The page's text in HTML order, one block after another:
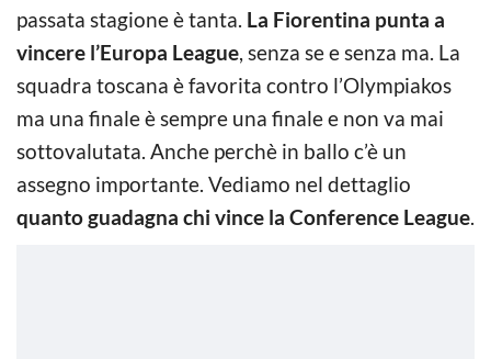
passata stagione è tanta. La Fiorentina punta a
vincere l’Europa League, senza se e senza ma. La
squadra toscana è favorita contro l’Olympiakos
ma una finale è sempre una finale e non va mai
sottovalutata. Anche perchè in ballo c’è un
assegno importante. Vediamo nel dettaglio
quanto guadagna chi vince la Conference League.